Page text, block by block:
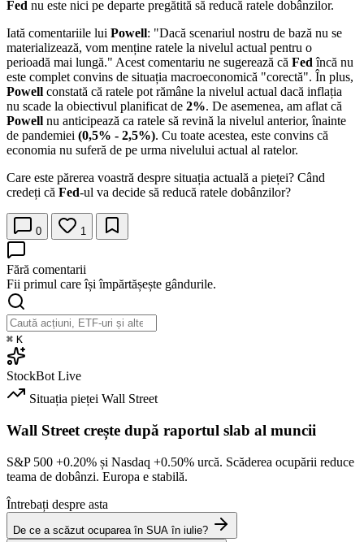
Fed nu este nici pe departe pregătită să reducă ratele dobânzilor.
Iată comentariile lui Powell: "Dacă scenariul nostru de bază nu se
materializează, vom menține ratele la nivelul actual pentru o
perioadă mai lungă." Acest comentariu ne sugerează că Fed încă nu
este complet convins de situația macroeconomică "corectă". În plus,
Powell constată că ratele pot rămâne la nivelul actual dacă inflația
nu scade la obiectivul planificat de 2%. De asemenea, am aflat că
Powell nu anticipează ca ratele să revină la nivelul anterior, înainte
de pandemiei (0,5% - 2,5%). Cu toate acestea, este convins că
economia nu suferă de pe urma nivelului actual al ratelor.
Care este părerea voastră despre situația actuală a pieței? Când
credeți că Fed-ul va decide să reducă ratele dobânzilor?
0 1
Fără comentarii
Fii primul care își împărtășește gândurile.
⌘ K
StockBot Live
Situația pieței Wall Street
Wall Street crește după raportul slab al muncii
S&P 500 +0.20% și Nasdaq +0.50% urcă. Scăderea ocupării reduce
teama de dobânzi. Europa e stabilă.
Întrebați despre asta
De ce a scăzut ocuparea în SUA în iulie?